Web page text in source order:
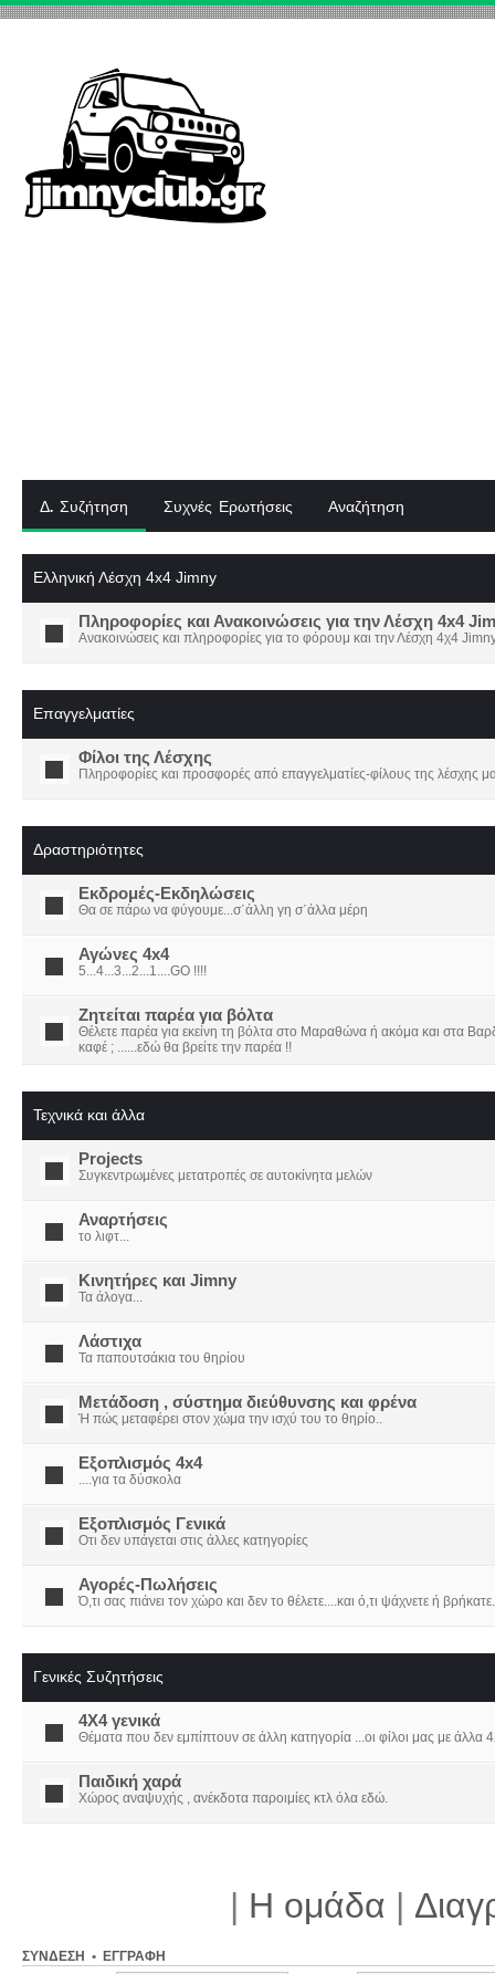
Δ. Συζήτηση Συχνές Ερωτήσεις Αναζήτηση
Ελληνική Λέσχη 4x4 Jimny
Πληροφορίες και Ανακοινώσεις για την Λέσχη 4x4
Ανακοινώσεις και πληροφορίες για το φόρουμ και την Λέσχη 4χ4
Επαγγελματίες
Φίλοι της Λέσχης
Πληροφορίες και προσφορές από επαγγελματίες-φίλους της λέσχης
Δραστηριότητες
Εκδρομές-Εκδηλώσεις
Θα σε πάρω να φύγουμε...σ΄άλλη γη σ΄άλλα μέρη
Αγώνες 4x4
5...4...3...2...1....GO !!!!
Ζητείται παρέα για βόλτα
Θέλετε παρέα για εκείνη τη βόλτα στο Μαραθώνα ή ακόμα και στα
καφέ ; ......εδώ θα βρείτε την παρέα !!
Τεχνικά και άλλα
Projects
Συγκεντρωμένες μετατροπές σε αυτοκίνητα μελών
Αναρτήσεις
το λιφτ...
Κινητήρες και Jimny
Τα άλογα...
Λάστιχα
Τα παπουτσάκια του θηρίου
Μετάδοση , σύστημα διεύθυνσης και φρένα
Ή πώς μεταφέρει στον χώμα την ισχύ του το θηρίο..
Εξοπλισμός 4x4
....για τα δύσκολα
Εξοπλισμός Γενικά
Οτι δεν υπάγεται στις άλλες κατηγορίες
Αγορές-Πωλήσεις
Ό,τι σας πιάνει τον χώρο και δεν το θέλετε....και ό,τι ψάχνετε ή
Γενικές Συζητήσεις
4X4 γενικά
Θέματα που δεν εμπίπτουν σε άλλη κατηγορία ...οι φίλοι μας με άλλα
Παιδική χαρά
Χώρος αναψυχής , ανέκδοτα παροιμίες κτλ όλα εδώ.
| Η ομάδα |
ΣΎΝΔΕΣΗ • ΕΓΓΡΑΦΉ